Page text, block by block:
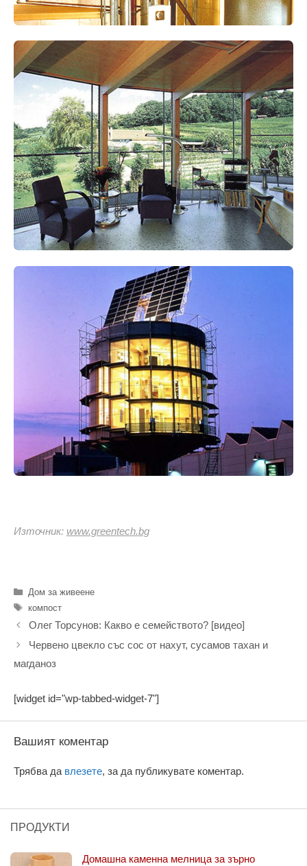
Източник: www.greentech.bg
Категории
Дом за живеене
Етикети
компост
Олег Торсунов: Какво е семейството? [видео]
Червено цвекло със сос от нахут, сусамов тахан и
магданоз
[widget id="wp-tabbed-widget-7"]
Вашият коментар
Трябва да влезете, за да публикувате коментар.
ПРОДУКТИ
Домашна каменна мелница за зърно